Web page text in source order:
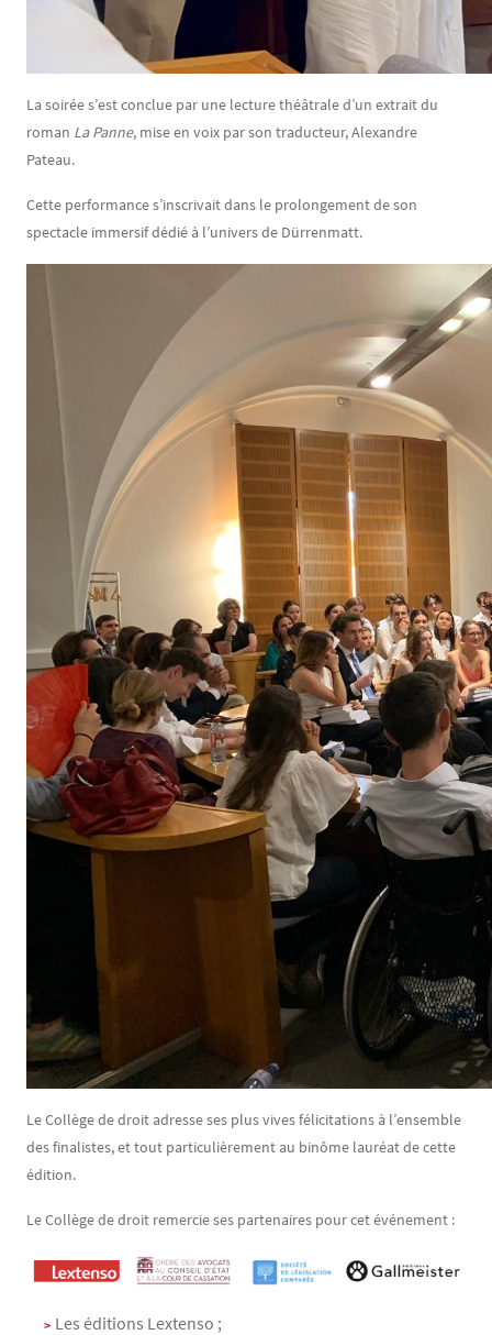
La soirée s’est conclue par une lecture théâtrale d’un extrait du
roman La Panne, mise en voix par son traducteur, Alexandre
Pateau.
Cette performance s’inscrivait dans le prolongement de son
spectacle immersif dédié à l’univers de Dürrenmatt.
Le Collège de droit adresse ses plus vives félicitations à l’ensemble
des finalistes, et tout particulièrement au binôme lauréat de cette
édition.
Le Collège de droit remercie ses partenaires pour cet événement :
Les éditions Lextenso ;